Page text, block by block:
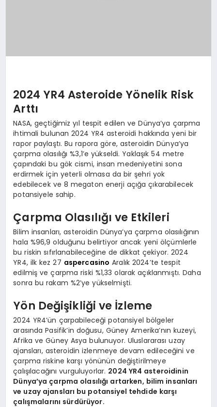
2024 YR4 Asteroide Yönelik Risk
Arttı
NASA, geçtiğimiz yıl tespit edilen ve Dünya’ya çarpma
ihtimali bulunan 2024 YR4 asteroidi hakkında yeni bir
rapor paylaştı. Bu rapora göre, asteroidin Dünya’ya
çarpma olasılığı %3,1’e yükseldi. Yaklaşık 54 metre
çapındaki bu gök cismi, insan medeniyetini sona
erdirmek için yeterli olmasa da bir şehri yok
edebilecek ve 8 megaton enerji açığa çıkarabilecek
potansiyele sahip.
Çarpma Olasılığı ve Etkileri
Bilim insanları, asteroidin Dünya’ya çarpma olasılığının
hala %96,9 olduğunu belirtiyor ancak yeni ölçümlerle
bu riskin sıfırlanabileceğine de dikkat çekiyor. 2024
YR4, ilk kez 27 aspercasino Aralık 2024’te tespit
edilmiş ve çarpma riski %1,33 olarak açıklanmıştı. Daha
sonra bu rakam %2’ye yükselmişti.
Yön Değişikliği ve İzleme
2024 YR4’ün çarpabileceği potansiyel bölgeler
arasında Pasifik’in doğusu, Güney Amerika’nın kuzeyi,
Afrika ve Güney Asya bulunuyor. Uluslararası uzay
ajansları, asteroidin izlenmeye devam edileceğini ve
çarpma riskine karşı yönünün değiştirilmeye
çalışılacağını vurguluyorlar. 2024 YR4 asteroidinin
Dünya’ya çarpma olasılığı artarken, bilim insanları
ve uzay ajansları bu potansiyel tehdide karşı
çalışmalarını sürdürüyor.